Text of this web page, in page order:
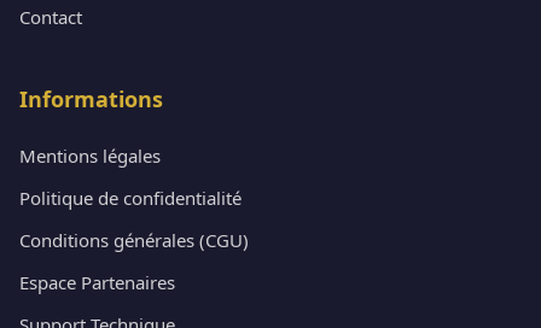
Contact
Informations
Mentions légales
Politique de confidentialité
Conditions générales (CGU)
Espace Partenaires